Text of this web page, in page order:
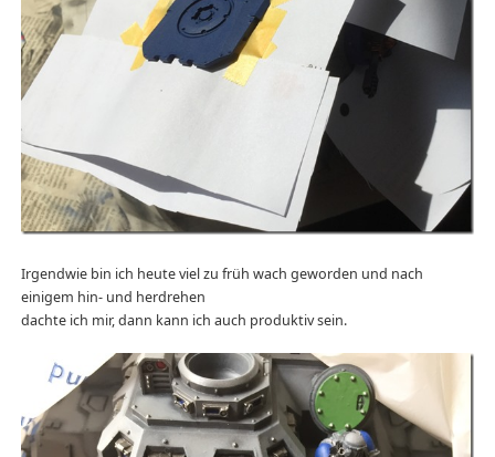
Irgendwie bin ich heute viel zu früh wach geworden und nach
einigem hin- und herdrehen
dachte ich mir, dann kann ich auch produktiv sein.